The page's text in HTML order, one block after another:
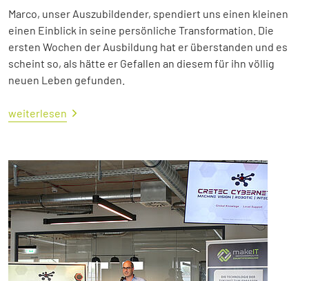
Marco, unser Auszubildender, spendiert uns einen kleinen
einen Einblick in seine persönliche Transformation. Die
ersten Wochen der Ausbildung hat er überstanden und es
scheint so, als hätte er Gefallen an diesem für ihn völlig
neuen Leben gefunden.
weiterlesen